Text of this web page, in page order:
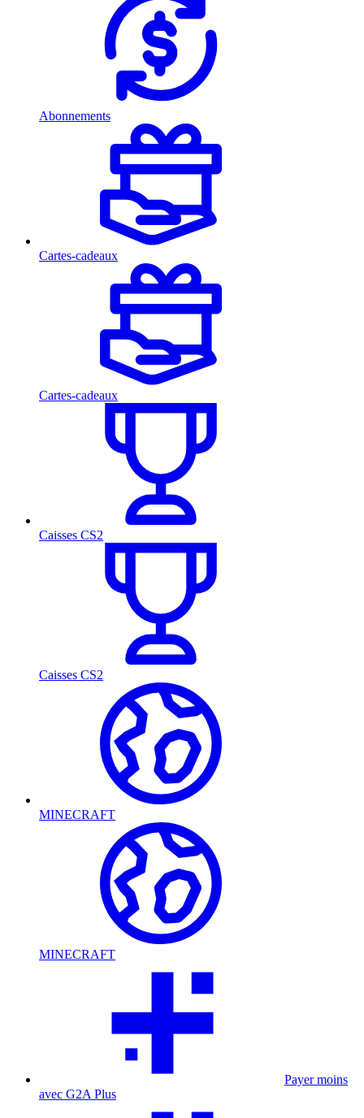
Abonnements
Cartes-cadeaux
Cartes-cadeaux
Caisses CS2
Caisses CS2
MINECRAFT
MINECRAFT
Payer moins
avec G2A Plus